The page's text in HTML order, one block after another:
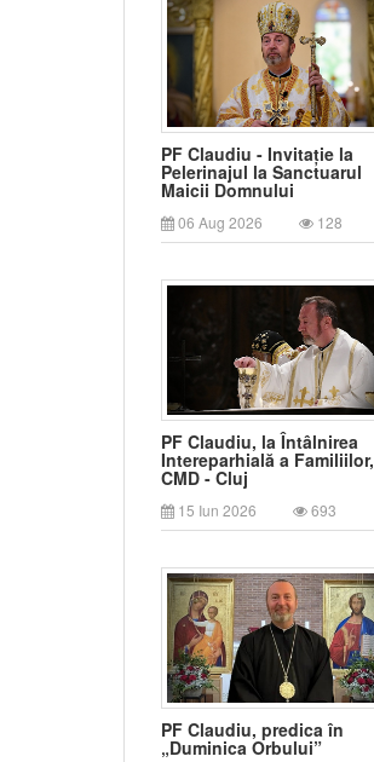
PF Claudiu - Invitație la
Pelerinajul la Sanctuarul
Maicii Domnului
06 Aug 2026 128
PF Claudiu, la Întâlnirea
Intereparhială a Familiilor,
CMD - Cluj
15 Iun 2026 693
PF Claudiu, predica în
„Duminica Orbului”